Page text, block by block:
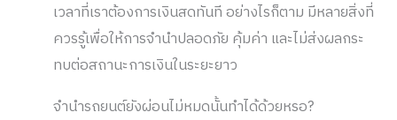
เวลาที่เราต้องการเงินสดทันที อย่างไรก็ตาม มีหลายสิ่งที่
ควรรู้เพื่อให้การจำนำปลอดภัย คุ้มค่า และไม่ส่งผลกระ
ทบต่อสถานะการเงินในระยะยาว
จำนำรถยนต์ยังผ่อนไม่หมดนั้นทำได้ด้วยหรอ?